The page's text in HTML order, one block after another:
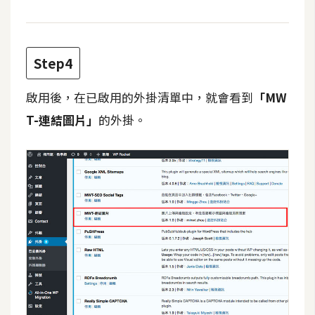
W
o
o
C
o
m
m
r
c
e
金
流
物
流
Step4
啟用後，在已啟用的外掛清單中，就會看到 「MW
T-連結圖片」 的外掛。